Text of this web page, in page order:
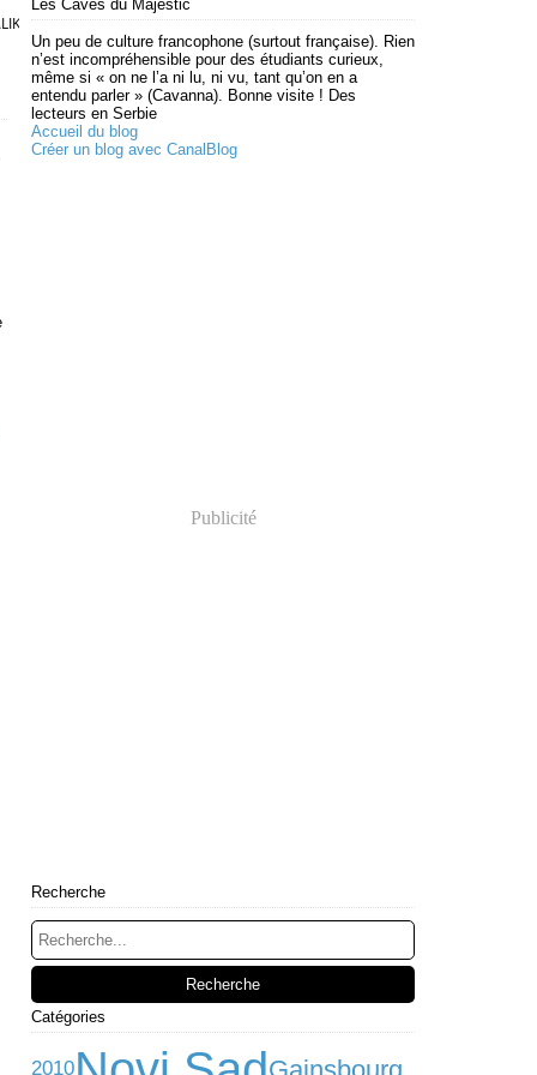
(2008)
Les Caves du Majestic
Un peu de culture francophone (surtout française). Rien
n’est incompréhensible pour des étudiants curieux,
même si « on ne l’a ni lu, ni vu, tant qu’on en a
entendu parler » (Cavanna). Bonne visite ! Des
lecteurs en Serbie
Accueil du blog
Créer un blog avec CanalBlog
Publicité
Recherche
Catégories
2010 Gainsbourg